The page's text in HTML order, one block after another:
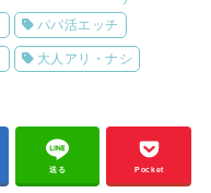
パパ活エッチ
大人アリ・ナシ
送る Pocket